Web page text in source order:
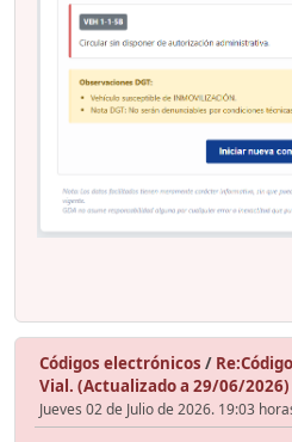
Códigos electrónicos /
Vial. (Actualizado a 29/06/2026)
Jueves 02 de Julio de 2026. 19:03